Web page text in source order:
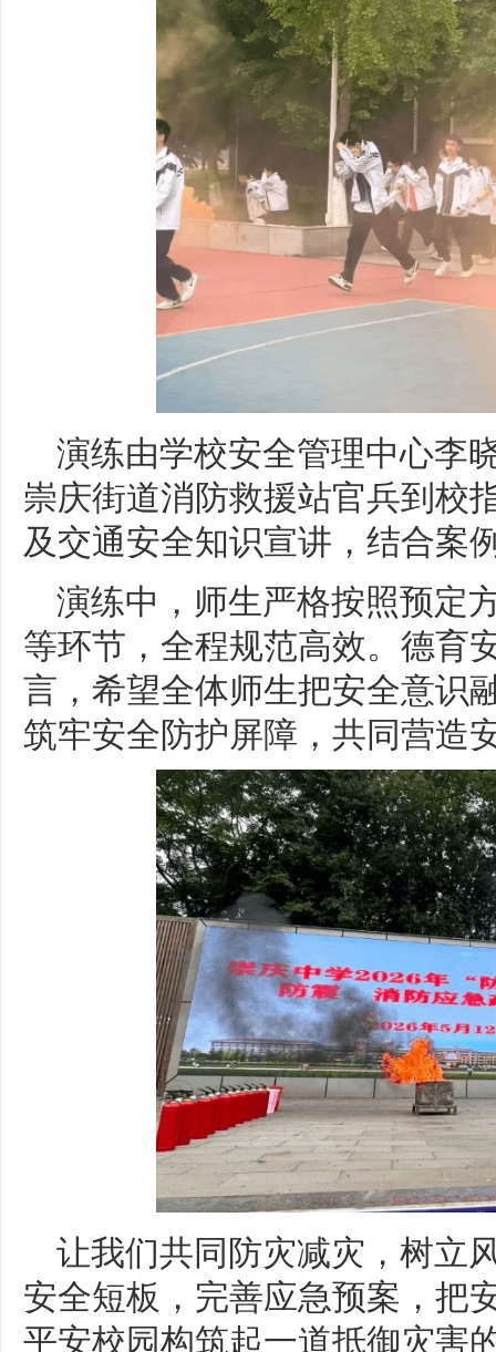
演练由学校安全管理中心李
崇庆街道消防救援站官兵到校
及交通安全知识宣讲，结合案
演练中，师生严格按照预定
等环节，全程规范高效。德育
言，希望全体师生把安全意识
筑牢安全防护屏障，共同营造
让我们共同防灾减灾，树立
安全短板，完善应急预案，把
平安校园构筑起一道抵御灾害